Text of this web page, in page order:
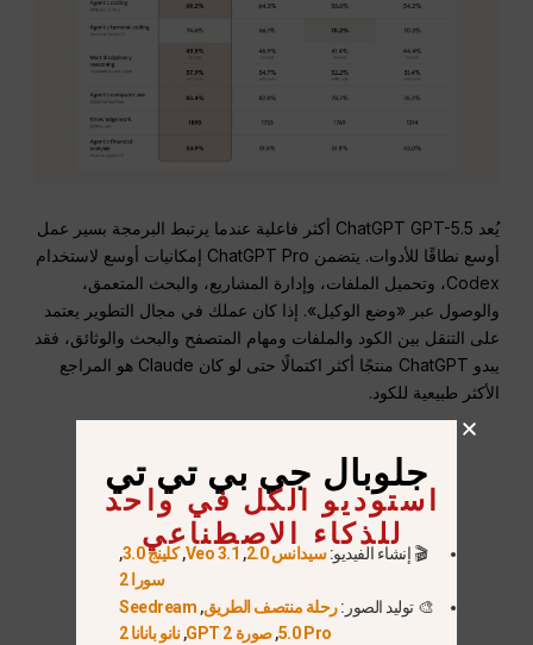
يُعد ChatGPT GPT-5.5 أكثر فاعلية عندما يرتبط البرمجة بسير عمل
أوسع نطاقًا للأدوات. يتضمن ChatGPT Pro إمكانيات أوسع لاستخدام
Codex، وتحميل الملفات، وإدارة المشاريع، والبحث المتعمق،
والوصول عبر «وضع الوكيل». إذا كان عملك في مجال التطوير يعتمد
على التنقل بين الكود والملفات ومهام المتصفح والبحث والوثائق، فقد
يبدو ChatGPT منتجًا أكثر اكتمالًا حتى لو كان Claude هو المراجع
الأكثر طبيعية للكود.
جلوبال جي بي تي تي
استوديو الكل في واحد
للذكاء الاصطناعي
🎬 إنشاء الفيديو:سيدانس 2.0 ,
Veo 3.1
,كلينج 3.0
,
سورا 2
🎨 توليد الصور:رحلة منتصف الطريق,
Seedream
5.0 Pro
,صورة GPT 2 ,نانو بانانا 2